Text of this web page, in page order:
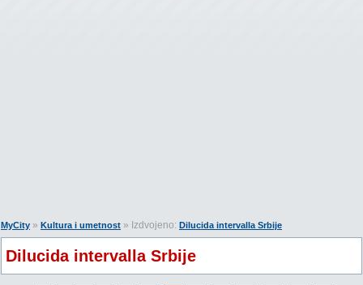
MyCity » Kultura i umetnost » Izdvojeno: Dilucida intervalla Srbije
Dilucida intervalla Srbije